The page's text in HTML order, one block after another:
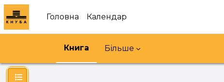
Перейти до головного вмісту
Головна
Календар
Книга Більше
Відкритий покажчик курсу